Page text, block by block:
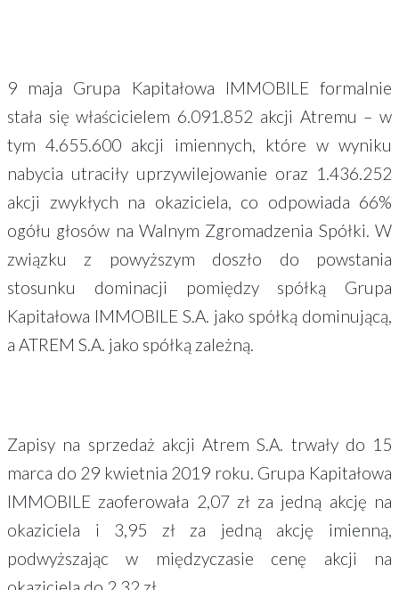
9 maja Grupa Kapitałowa IMMOBILE formalnie
stała się właścicielem 6.091.852 akcji Atremu – w
tym 4.655.600 akcji imiennych, które w wyniku
nabycia utraciły uprzywilejowanie oraz 1.436.252
akcji zwykłych na okaziciela, co odpowiada 66%
ogółu głosów na Walnym Zgromadzenia Spółki. W
związku z powyższym doszło do powstania
stosunku dominacji pomiędzy spółką Grupa
Kapitałowa IMMOBILE S.A. jako spółką dominującą,
a ATREM S.A. jako spółką zależną.
Zapisy na sprzedaż akcji Atrem S.A. trwały do 15
marca do 29 kwietnia 2019 roku. Grupa Kapitałowa
IMMOBILE zaoferowała 2,07 zł za jedną akcję na
okaziciela i 3,95 zł za jedną akcję imienną,
podwyższając w międzyczasie cenę akcji na